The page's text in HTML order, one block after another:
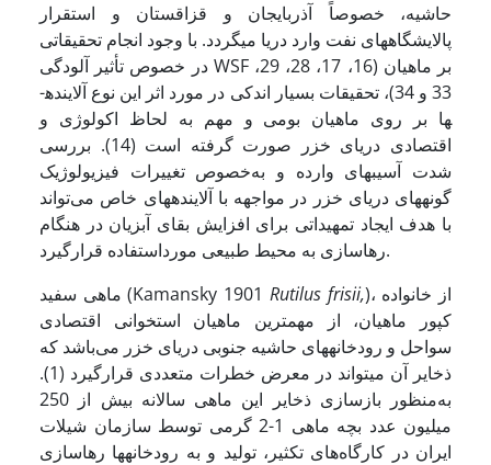
حاشیه، خصوصاً آذربایجان و قزاقستان و استقرار
پالایشگاه­های نفت وارد دریا می­گردد. با وجود انجام تحقیقاتی
در خصوص تأثیر آلودگی WSF بر ماهیان (16، 17، 28، 29،
33 و 34)، تحقیقات بسیار اندکی در مورد اثر این نوع آلاینده­
ها بر روی ماهیان بومی و مهم به لحاظ اکولوژی و
اقتصادی دریای خزر صورت گرفته است (14). بررسی
شدت آسیب­های وارده و به‌خصوص تغییرات فیزیولوژیک
گونه­های دریای خزر در مواجهه با آلاینده­های خاص می‌تواند
با هدف ایجاد تمهیداتی برای افزایش بقای آبزیان در هنگام
رهاسازی به محیط طبیعی مورداستفاده قرارگیرد.
ماهی سفید (Kamansky 1901 Rutilus frisii,)، از خانواده
کپور ماهیان، از مهم­ترین ماهیان استخوانی اقتصادی
سواحل و رودخانه­های حاشیه جنوبی دریای خزر می‌باشد که
ذخایر آن می­تواند در معرض خطرات متعددی قرارگیرد (1).
به‌منظور بازسازی ذخایر این ماهی سالانه بیش از 250
میلیون عدد بچه ماهی 1-2 گرمی توسط سازمان شیلات
ایران در کارگاه‌های تکثیر، تولید و به رودخانه­ها رهاسازی